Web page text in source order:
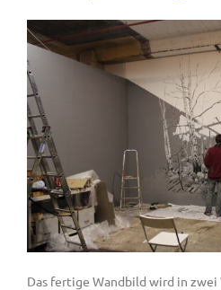
Das fertige Wandbild wird in